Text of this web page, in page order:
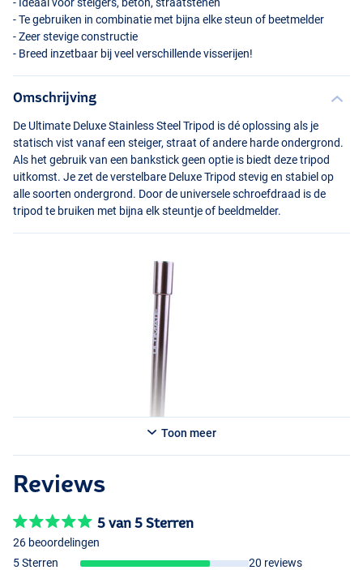
- Ideaal voor steigers, beton, straatstenen
- Te gebruiken in combinatie met bijna elke steun of beetmelder
- Zeer stevige constructie
- Breed inzetbaar bij veel verschillende visserijen!
Omschrijving
De Ultimate Deluxe Stainless Steel Tripod is dé oplossing als je
statisch vist vanaf een steiger, straat of andere harde ondergrond.
Als het gebruik van een bankstick geen optie is biedt deze tripod
uitkomst. Je zet de verstelbare Deluxe Tripod stevig en stabiel op
alle soorten ondergrond. Door de universele schroefdraad is de
tripod te bruiken met bijna elk steuntje of beeldmelder.
Toon meer
Reviews
5 van 5 Sterren
26 beoordelingen
5 Sterren
20 reviews